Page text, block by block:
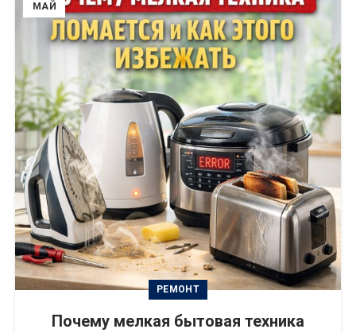
МАЙ
РЕМОНТ
Почему мелкая бытовая техника